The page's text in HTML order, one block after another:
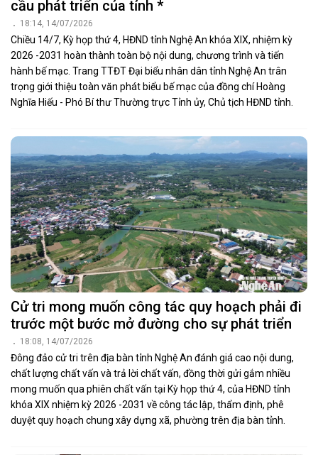
cầu phát triển của tỉnh *
18:14, 14/07/2026
Chiều 14/7, Kỳ họp thứ 4, HĐND tỉnh Nghệ An khóa XIX, nhiệm kỳ
2026 -2031 hoàn thành toàn bộ nội dung, chương trình và tiến
hành bế mạc. Trang TTĐT Đại biểu nhân dân tỉnh Nghệ An trân
trọng giới thiệu toàn văn phát biểu bế mạc của đồng chí Hoàng
Nghĩa Hiếu - Phó Bí thư Thường trực Tỉnh ủy, Chủ tịch HĐND tỉnh.
Cử tri mong muốn công tác quy hoạch phải đi
trước một bước mở đường cho sự phát triển
18:08, 14/07/2026
Đông đảo cử tri trên địa bàn tỉnh Nghệ An đánh giá cao nội dung,
chất lượng chất vấn và trả lời chất vấn, đồng thời gửi gắm nhiều
mong muốn qua phiên chất vấn tại Kỳ họp thứ 4, của HĐND tỉnh
khóa XIX nhiệm kỳ 2026 -2031 về công tác lập, thẩm định, phê
duyệt quy hoạch chung xây dựng xã, phường trên địa bàn tỉnh.